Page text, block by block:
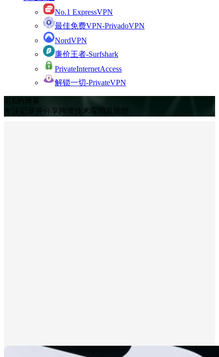
No.1 ExpressVPN
最佳免费VPN-PrivadoVPN
NordVPN
廉价王者-Surfshark
PrivateInternetAccess
解锁一切-PrivateVPN
老E的博客
专注记录并分享跨境技术应用及随想